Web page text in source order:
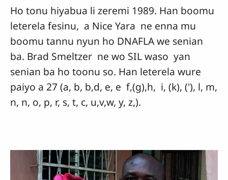
Ho tonu hiyabua li zeremi 1989. Han boomu
leterela fesinu, a Nice Yara ne enna mu
boomu tannu nyun ho DNAFLA we senian
ba. Brad Smeltzer ne wo SIL waso yan
senian ba ho toonu so. Han leterela wure
paiyo a 27 (a, b, b,d, e, e f,(g),h, i, (k), ('), l, m,
n, n, o, p, r, s, t, c, u,v,w, y, z,).